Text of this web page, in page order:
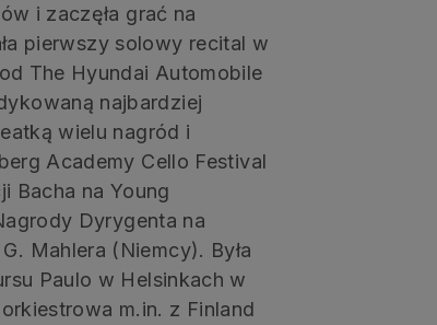
i zaczęła grać na
pierwszy solowy recital w
The Hyundai Automobile
najbardziej
wielu nagród i
Academy Cello Festival
Bacha na Young
Dyrygenta na
Mahlera (Niemcy). Była
Paulo w Helsinkach w
m.in. z Finland